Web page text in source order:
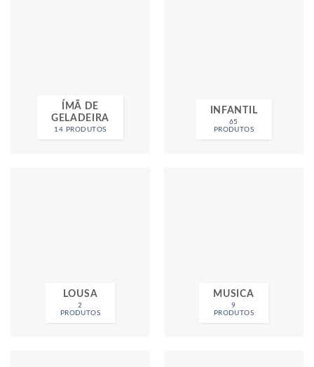
ÍMÃ DE
GELADEIRA
14 PRODUTOS
INFANTIL
65
PRODUTOS
LOUSA
2
PRODUTOS
MUSICA
9
PRODUTOS